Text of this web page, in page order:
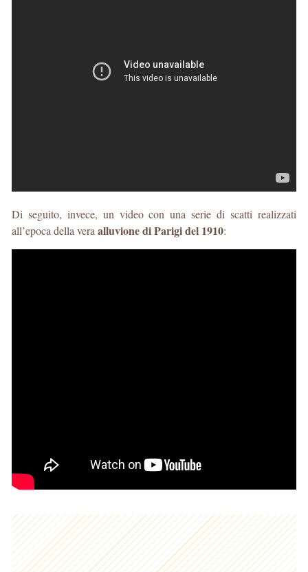
Di seguito, invece, un video con una serie di scatti realizzati
all’epoca della vera alluvione di Parigi del 1910: